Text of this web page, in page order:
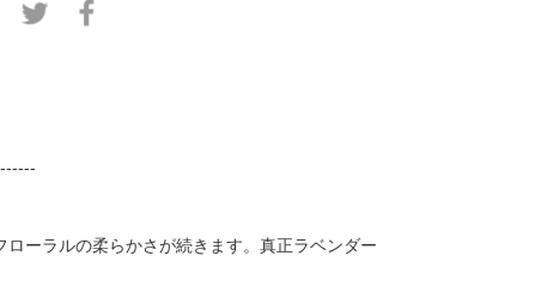
ーラルの柔らかさが続きます。真正ラベンダー